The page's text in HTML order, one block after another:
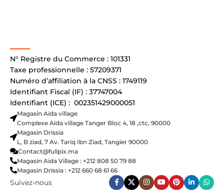
N° Registre du Commerce : 101331
Taxe professionnelle : 57209371
Numéro d’affiliation à la CNSS : 1749119
Identifiant Fiscal (IF) : 37747004
Identifiant (ICE) : 002351429000051
Magasin Aida village
Complexe Aida village Tanger Bloc 4, 18 ,ctc, 90000
Magasin Drissia
L, B ziad, 7 Av. Tariq Ibn Ziad, Tangier 90000
Contact@fullpix.ma
Magasin Aida Village : +212 808 50 79 88
Magasin Drissia : +212 660 68 61 66
Suivez-nous